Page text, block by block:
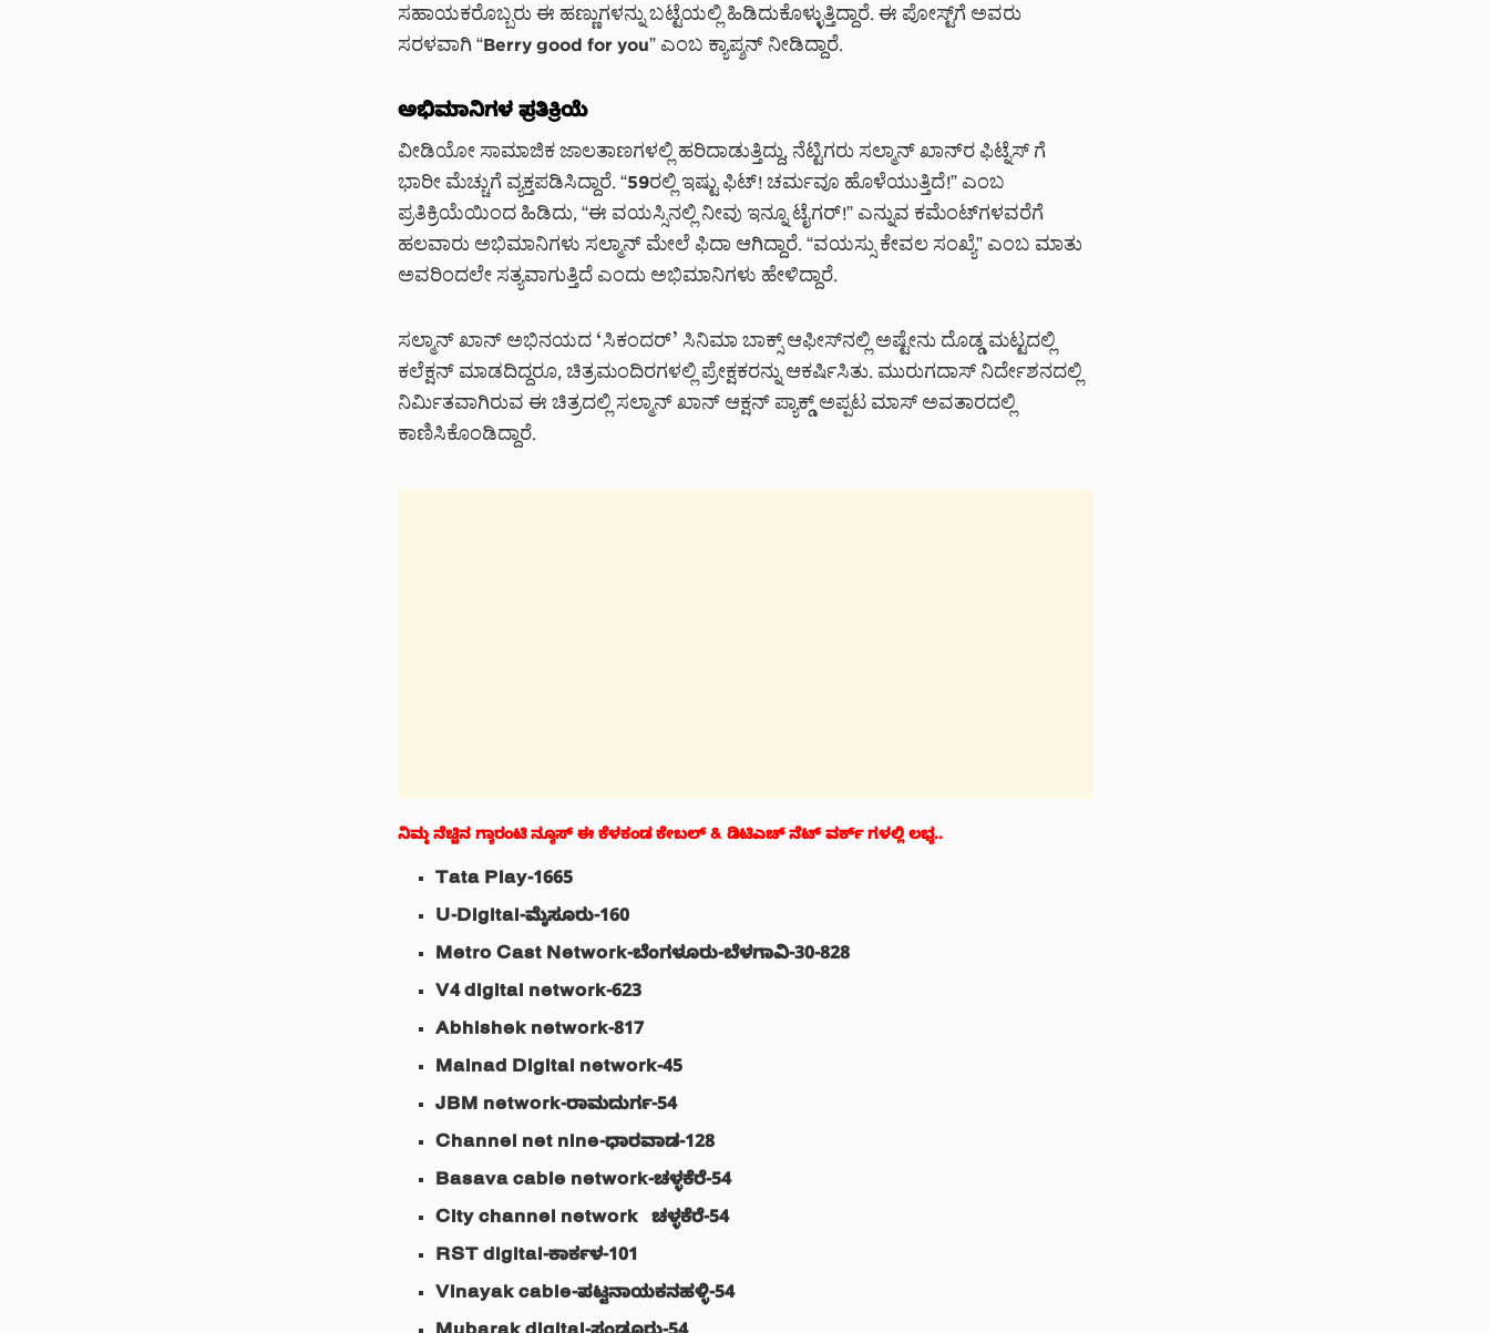
ಸಹಾಯಕರೊಬ್ಬರು ಈ ಹಣ್ಣುಗಳನ್ನು ಬಟ್ಟೆಯಲ್ಲಿ ಹಿಡಿದುಕೊಳ್ಳುತ್ತಿದ್ದಾರೆ. ಈ ಪೋಸ್ಟ್‌ಗೆ ಅವರು
ಸರಳವಾಗಿ “Berry good for you” ಎಂಬ ಕ್ಯಾಪ್ಶನ್ ನೀಡಿದ್ದಾರೆ.
ಅಭಿಮಾನಿಗಳ ಪ್ರತಿಕ್ರಿಯೆ
ವೀಡಿಯೋ ಸಾಮಾಜಿಕ ಜಾಲತಾಣಗಳಲ್ಲಿ ಹರಿದಾಡುತ್ತಿದ್ದು, ನೆಟ್ಟಿಗರು ಸಲ್ಮಾನ್ ಖಾನ್‌ರ ಫಿಟ್ನೆಸ್ ಗೆ
ಭಾರೀ ಮೆಚ್ಚುಗೆ ವ್ಯಕ್ತಪಡಿಸಿದ್ದಾರೆ. “59ರಲ್ಲಿ ಇಷ್ಟು ಫಿಟ್! ಚರ್ಮವೂ ಹೊಳೆಯುತ್ತಿದೆ!” ಎಂಬ
ಪ್ರತಿಕ್ರಿಯೆಯಿಂದ ಹಿಡಿದು, “ಈ ವಯಸ್ಸಿನಲ್ಲಿ ನೀವು ಇನ್ನೂ ಟೈಗರ್!” ಎನ್ನುವ ಕಮೆಂಟ್‌ಗಳವರೆಗೆ
ಹಲವಾರು ಅಭಿಮಾನಿಗಳು ಸಲ್ಮಾನ್ ಮೇಲೆ ಫಿದಾ ಆಗಿದ್ದಾರೆ. “ವಯಸ್ಸು ಕೇವಲ ಸಂಖ್ಯೆ” ಎಂಬ ಮಾತು
ಅವರಿಂದಲೇ ಸತ್ಯವಾಗುತ್ತಿದೆ ಎಂದು ಅಭಿಮಾನಿಗಳು ಹೇಳಿದ್ದಾರೆ.
ಸಲ್ಮಾನ್ ಖಾನ್ ಅಭಿನಯದ ‘ಸಿಕಂದರ್’ ಸಿನಿಮಾ ಬಾಕ್ಸ್ ಆಫೀಸ್‌ನಲ್ಲಿ ಅಷ್ಟೇನು ದೊಡ್ಡ ಮಟ್ಟದಲ್ಲಿ
ಕಲೆಕ್ಷನ್ ಮಾಡದಿದ್ದರೂ, ಚಿತ್ರಮಂದಿರಗಳಲ್ಲಿ ಪ್ರೇಕ್ಷಕರನ್ನು ಆಕರ್ಷಿಸಿತು. ಮುರುಗದಾಸ್ ನಿರ್ದೇಶನದಲ್ಲಿ
ನಿರ್ಮಿತವಾಗಿರುವ ಈ ಚಿತ್ರದಲ್ಲಿ ಸಲ್ಮಾನ್ ಖಾನ್ ಆಕ್ಷನ್ ಪ್ಯಾಕ್ಡ್ ಅಪ್ಪಟ ಮಾಸ್ ಅವತಾರದಲ್ಲಿ
ಕಾಣಿಸಿಕೊಂಡಿದ್ದಾರೆ.
ನಿಮ್ಮ ನೆಚ್ಚಿನ ಗ್ಯಾರಂಟಿ ನ್ಯೂಸ್ ಈ ಕೆಳಕಂಡ ಕೇಬಲ್ & ಡಿಟಿಎಚ್ ನೆಟ್ ವರ್ಕ್ ಗಳಲ್ಲಿ ಲಭ್ಯ..
Tata Play-1665
U-Digital-ಮೈಸೂರು-160
Metro Cast Network-ಬೆಂಗಳೂರು-ಬೆಳಗಾವಿ-30-828
V4 digital network-623
Abhishek network-817
Malnad Digital network-45
JBM network-ರಾಮದುರ್ಗ-54
Channel net nine-ಧಾರವಾಡ-128
Basava cable network-ಚಳ್ಳಕೆರೆ-54
City channel network– ಚಳ್ಳಕೆರೆ-54
RST digital-ಕಾರ್ಕಳ-101
Vinayak cable-ಪಟ್ಟನಾಯಕನಹಳ್ಳಿ-54